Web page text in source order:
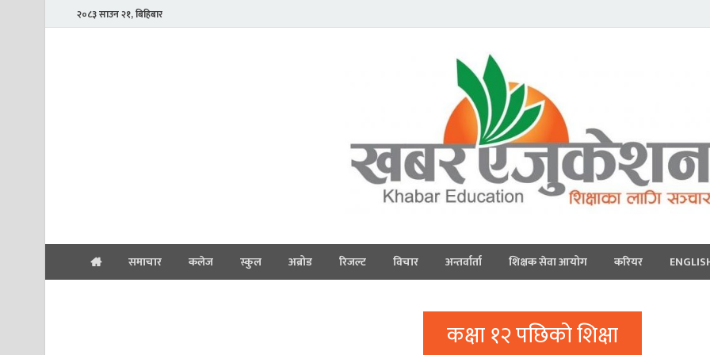
२०८३ साउन २१, बिहिबार
समाचार कलेज स्कुल अब्रोड रिजल्ट विचार अन्तर्वार्ता शिक्षक सेवा आयोग करियर
कक्षा १२ पछिको शिक्षा